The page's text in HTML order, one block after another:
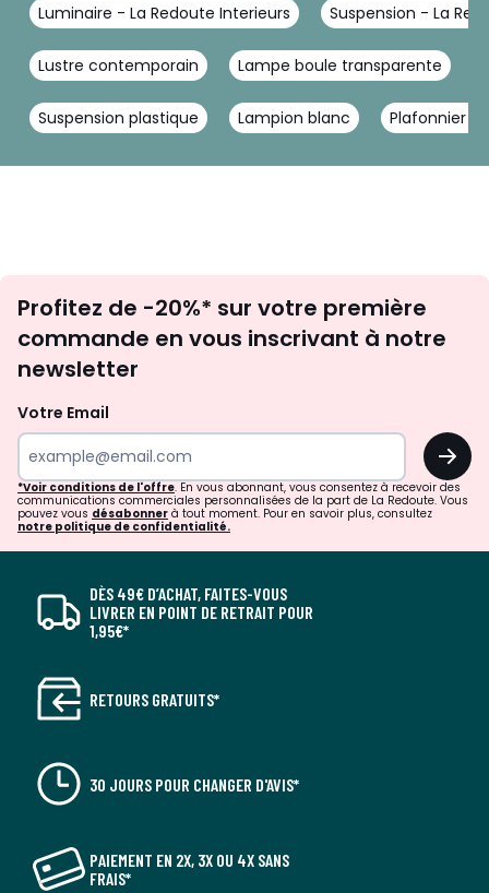
Luminaire - La Redoute Interieurs Suspension - La
Lustre contemporain Lampe boule transparente
Suspension plastique Lampion blanc Plafonnier
newsletter
Profitez de -20%* sur votre première
commande en vous inscrivant à notre
newsletter
Votre Email
OK
*Voir conditions de l'offre. En vous abonnant, vous consentez à recevoir des
communications commerciales personnalisées de la part de La Redoute. Vous
pouvez vous désabonner à tout moment. Pour en savoir plus, consultez
notre politique de confidentialité.
DÈS 49€ D’ACHAT, FAITES-VOUS
LIVRER EN POINT DE RETRAIT POUR
1,95€*
RETOURS GRATUITS*
30 JOURS POUR CHANGER D'AVIS*
PAIEMENT EN 2X, 3X OU 4X SANS
FRAIS*